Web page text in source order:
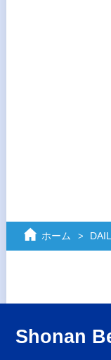
ホーム
Shonan